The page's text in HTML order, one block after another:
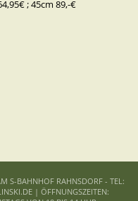
; 45cm 89,-€
S-BAHNHOF RAHNSDORF - TEL:
| ÖFFNUNGSZEITEN: